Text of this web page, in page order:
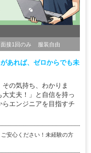
面接1回のみ 服装自由
あれば、ゼロからでも未
の気持ち、わかりま
丈夫！」と自信を持っ
エンジニアを目指すチ
安心ください！未経験の方